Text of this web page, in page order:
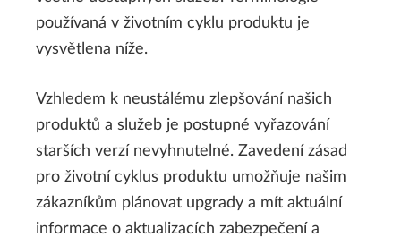
používaná v životním cyklu produktu je
vysvětlena níže.
Vzhledem k neustálému zlepšování našich
produktů a služeb je postupné vyřazování
starších verzí nevyhnutelné. Zavedení zásad
pro životní cyklus produktu umožňuje našim
zákazníkům plánovat upgrady a mít aktuální
informace o aktualizacích zabezpečení a